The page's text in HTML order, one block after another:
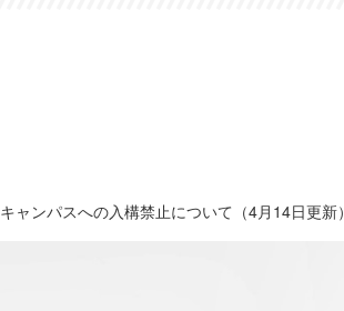
キャンパスへの入構禁止について（4月14日更新）